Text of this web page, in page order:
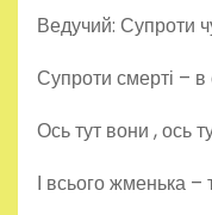
Ведучий: Супроти
Супроти смерті – в
Ось тут вони , ось
І всього жменька –